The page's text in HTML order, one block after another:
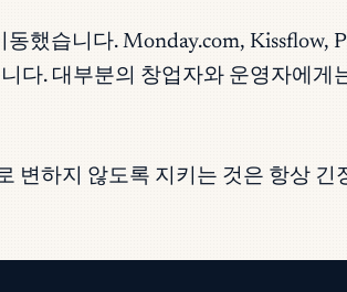
했습니다. Monday.com,
다. 대부분의 창업자와 운영자에
변하지 않도록 지키는 것은 항상